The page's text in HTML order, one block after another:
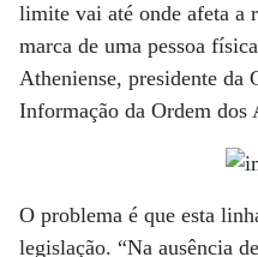
limite vai até onde afeta a
marca de uma pessoa
Atheniense, presidente da
Informação da Ordem dos
O problema é que esta
legislação. “Na ausência